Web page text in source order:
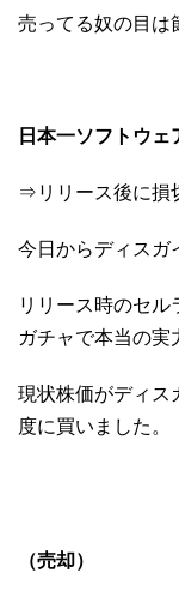
売ってる奴の目は
日本一ソフトウェ
⇒リリース後に損
今日からディスガ
リリース時のセ
ガチャで本当の実
現状株価がディス
度に買いました。
（売却）